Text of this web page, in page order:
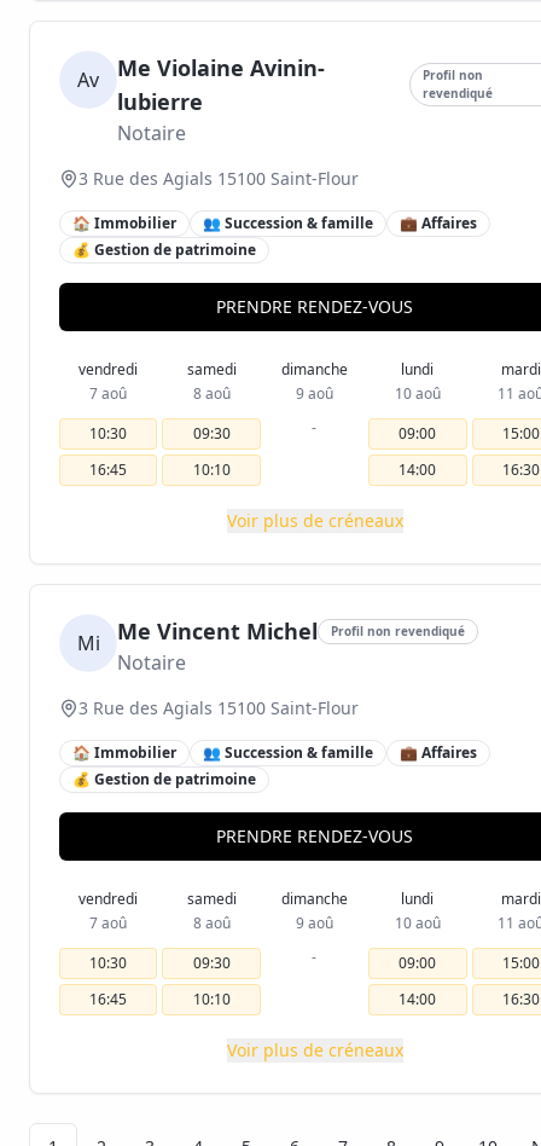
Av
Me Violaine Avinin-
lubierre
Profil non
revendiqué
Notaire
3 Rue des Agials 15100 Saint-Flour
🏠 Immobilier 👥 Succession & famille
💼 Affaires
💰 Gestion de patrimoine
PRENDRE RENDEZ-VOUS
vendredi
7 aoû
10:30
16:45
samedi
8 aoû
09:30
10:10
dimanche
9 aoû
-
lundi
10 aoû
09:00
14:00
mardi
11
15:00
16:30
Voir plus de créneaux
Mi Me Vincent Michel Profil non revendiqué
Notaire
3 Rue des Agials 15100 Saint-Flour
🏠 Immobilier 👥 Succession & famille
💼 Affaires
💰 Gestion de patrimoine
PRENDRE RENDEZ-VOUS
vendredi
7 aoû
10:30
16:45
samedi
8 aoû
09:30
10:10
dimanche
9 aoû
-
lundi
10 aoû
09:00
14:00
mardi
11
15:00
16:30
Voir plus de créneaux